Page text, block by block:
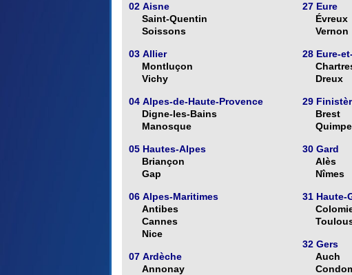
02 Aisne
Saint-Quentin
Soissons
03 Allier
Montluçon
Vichy
04 Alpes-de-Haute-Provence
Digne-les-Bains
Manosque
05 Hautes-Alpes
Briançon
Gap
06 Alpes-Maritimes
Antibes
Cannes
Nice
07 Ardèche
Annonay
27 Eure
Évreux
Vernon
28 Eure-
Dreux
29
Brest
30 Gard
Alès
Nîmes
31 Haute-
32 Gers
Auch